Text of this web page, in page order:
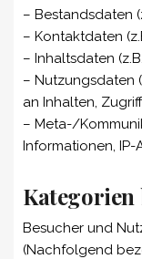
– Bestandsdaten
– Kontaktdaten
– Inhaltsdaten
– Nutzungsdaten
an Inhalten,
– Meta-/
Informationen, IP-
Kategorien
Besucher und
(Nachfolgend